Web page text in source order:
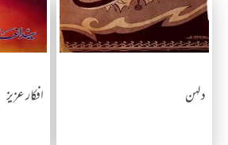
دلہن افکار عزیز